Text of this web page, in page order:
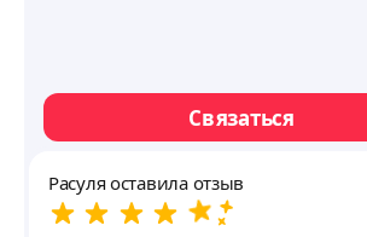
Связаться
Расуля оставила отзыв